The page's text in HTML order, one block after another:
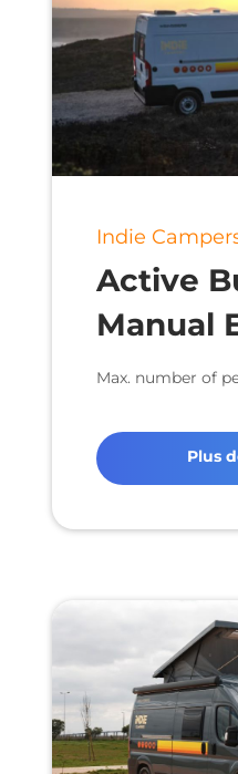
Indie
Active
Manual
Max. number of
Plus